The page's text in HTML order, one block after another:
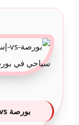
بورصة vs إسطنبول: أيهما تختار لرحلتك؟